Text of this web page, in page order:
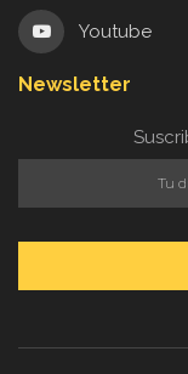
Youtube
Newsletter